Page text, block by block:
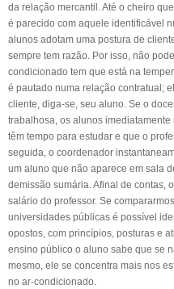
da relação mercantil. Até o cheiro
é parecido com aquele identificável
alunos adotam uma postura de
sempre tem razão. Por isso, não
condicionado tem que está na
é pautado numa relação contratual;
cliente, diga-se, seu aluno. Se o
trabalhosa, os alunos
têm tempo para estudar e que o
seguida, o coordenador
um aluno que não aparece em sala
demissão sumária. Afinal de contas,
salário do professor. Se
universidades públicas é possível
opostos, com princípios, posturas e
ensino público o aluno sabe que se
mesmo, ele se concentra mais nos
no ar-condicionado.